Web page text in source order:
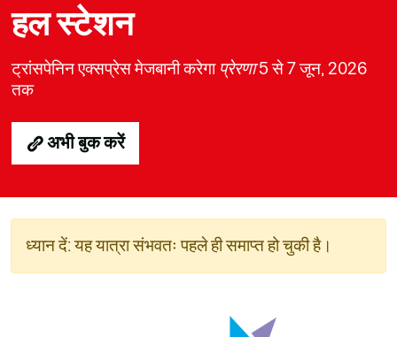
हल स्टेशन
ट्रांसपेनिन एक्सप्रेस मेजबानी करेगा प्रेरणा5 से 7 जून, 2026
तक
अभी बुक करें
ध्यान दें: यह यात्रा संभवतः पहले ही समाप्त हो चुकी है।